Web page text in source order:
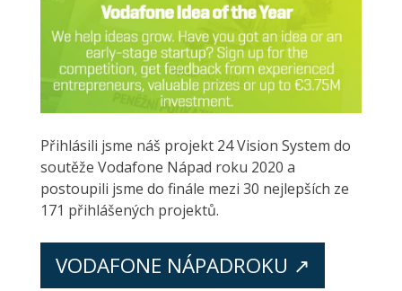
Přihlásili jsme náš projekt 24 Vision System do
soutěže Vodafone Nápad roku 2020 a
postoupili jsme do finále mezi 30 nejlepších ze
171 přihlášených projektů.
VODAFONE NÁPADROKU ↗